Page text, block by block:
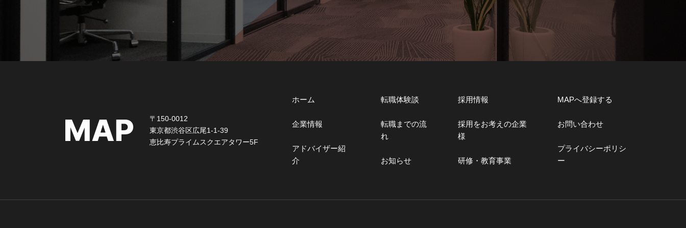
ホーム
企業情報
アドバイザー紹
介
転職体験談
転職までの流
れ
お知らせ
採用情報
採用をお考えの企業
様
研修・教育事業
MAPへ登録する
お問い合わせ
プライバシーポリシ
ー
〒150-0012
東京都渋谷区広尾1-1-39
恵比寿プライムスクエアタワー5F